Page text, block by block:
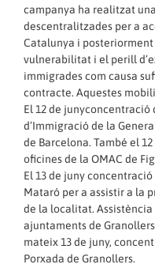
campanya ha realitzat
descentralitzades per a
Catalunya i posteriorment
vulnerabilitat i el perill
immigrades com causa
contracte. Aquestes
El 12 de
d’Immigració de la
de Barcelona. També el
oficines de la OMAC de
El 13 de juny
Mataró per a assistir a la
de la localitat. Assistència
ajuntaments de
mateix 13 de juny,
Porxada de Granollers.